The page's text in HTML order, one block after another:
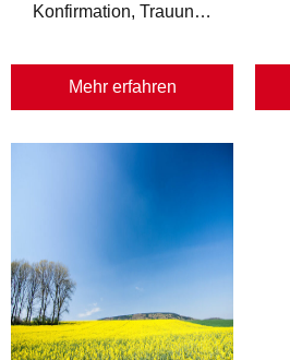
Konfirmation, Trauung
Schritt für Schritt
erfahren Sie Wichtiges
zu den einzelnen
Mehr erfahren